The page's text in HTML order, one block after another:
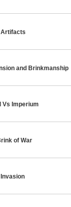
Artifacts
and Brinkmanship
Vs Imperium
of War